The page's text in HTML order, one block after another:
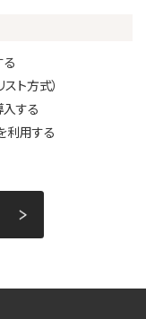
ト方式）
入する
利用する